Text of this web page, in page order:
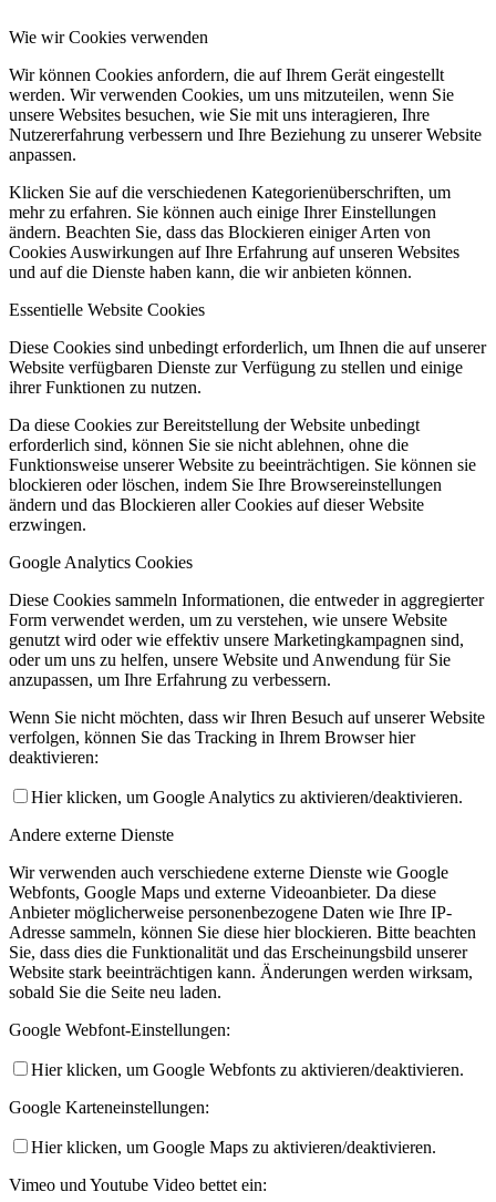
Wie wir Cookies verwenden
Wir können Cookies anfordern, die auf Ihrem Gerät eingestellt
werden. Wir verwenden Cookies, um uns mitzuteilen, wenn Sie
unsere Websites besuchen, wie Sie mit uns interagieren, Ihre
Nutzererfahrung verbessern und Ihre Beziehung zu unserer Website
anpassen.
Klicken Sie auf die verschiedenen Kategorienüberschriften, um
mehr zu erfahren. Sie können auch einige Ihrer Einstellungen
ändern. Beachten Sie, dass das Blockieren einiger Arten von
Cookies Auswirkungen auf Ihre Erfahrung auf unseren Websites
und auf die Dienste haben kann, die wir anbieten können.
Essentielle Website Cookies
Diese Cookies sind unbedingt erforderlich, um Ihnen die auf unserer
Website verfügbaren Dienste zur Verfügung zu stellen und einige
ihrer Funktionen zu nutzen.
Da diese Cookies zur Bereitstellung der Website unbedingt
erforderlich sind, können Sie sie nicht ablehnen, ohne die
Funktionsweise unserer Website zu beeinträchtigen. Sie können sie
blockieren oder löschen, indem Sie Ihre Browsereinstellungen
ändern und das Blockieren aller Cookies auf dieser Website
erzwingen.
Google Analytics Cookies
Diese Cookies sammeln Informationen, die entweder in aggregierter
Form verwendet werden, um zu verstehen, wie unsere Website
genutzt wird oder wie effektiv unsere Marketingkampagnen sind,
oder um uns zu helfen, unsere Website und Anwendung für Sie
anzupassen, um Ihre Erfahrung zu verbessern.
Wenn Sie nicht möchten, dass wir Ihren Besuch auf unserer Website
verfolgen, können Sie das Tracking in Ihrem Browser hier
deaktivieren:
Hier klicken, um Google Analytics zu aktivieren/deaktivieren.
Andere externe Dienste
Wir verwenden auch verschiedene externe Dienste wie Google
Webfonts, Google Maps und externe Videoanbieter. Da diese
Anbieter möglicherweise personenbezogene Daten wie Ihre IP-
Adresse sammeln, können Sie diese hier blockieren. Bitte beachten
Sie, dass dies die Funktionalität und das Erscheinungsbild unserer
Website stark beeinträchtigen kann. Änderungen werden wirksam,
sobald Sie die Seite neu laden.
Google Webfont-Einstellungen:
Hier klicken, um Google Webfonts zu aktivieren/deaktivieren.
Google Karteneinstellungen:
Hier klicken, um Google Maps zu aktivieren/deaktivieren.
Vimeo und Youtube Video bettet ein: